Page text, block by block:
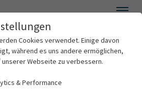
Zum Hauptinhalt springen
Transplantationschirurgie
Cookies verwendet. Einige davon
während es uns andere ermöglichen,
Webseite zu verbessern.
& Performance